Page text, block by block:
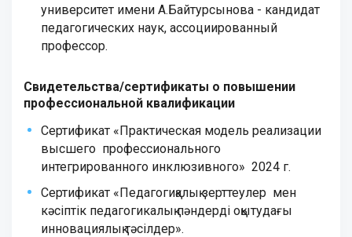
университет имени А.Байтурсынова - кандидат
педагогических наук, ассоциированный
профессор.
Свидетельства/сертификаты о повышении
профессиональной квалификации
Сертификат «Практическая модель реализации
высшего профессионального
интегрированного инклюзивного» 2024 г.
Сертификат «Педагогиқалық зерттеулер мен
кәсіптік педагогикалық пәндерді оқытудағы
инновациялық тәсілдер».